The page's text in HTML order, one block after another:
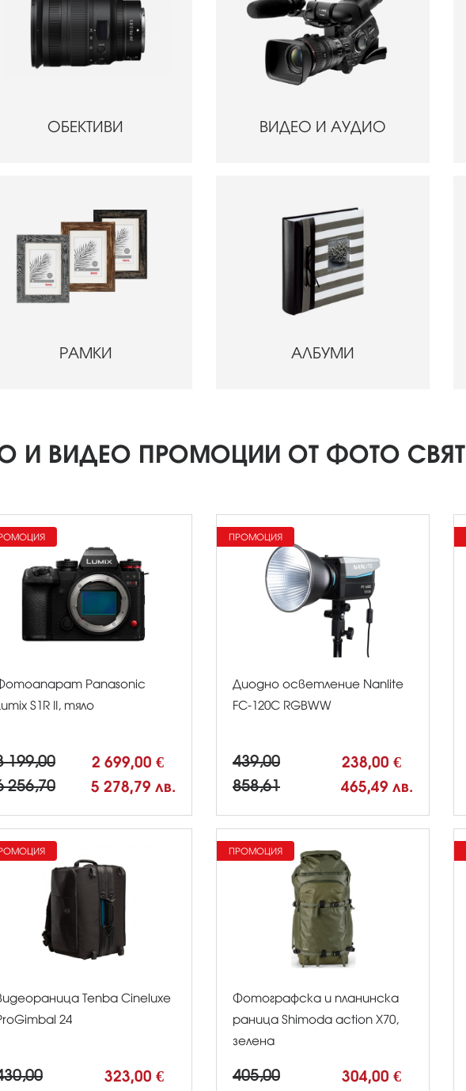
ОБЕКТИВИ ВИДЕО И АУДИО
РАМКИ АЛБУМИ
И ВИДЕО ПРОМОЦИИ ОТ ФОТО СВЯТ
Panasonic
S1R II, тяло
199,00 2 699,00 €
256,70 5 278,79 лв.
Диодно осветление Nanlite
FC-120C RGBWW
439,00 238,00 €
858,61 465,49 лв.
ПРОМОЦИЯ
Tenba Cineluxe
24
323,00 €
Фотографска и планинска
раница Shimoda action X70,
зелена
405,00 304,00 €
ПРОМОЦИЯ